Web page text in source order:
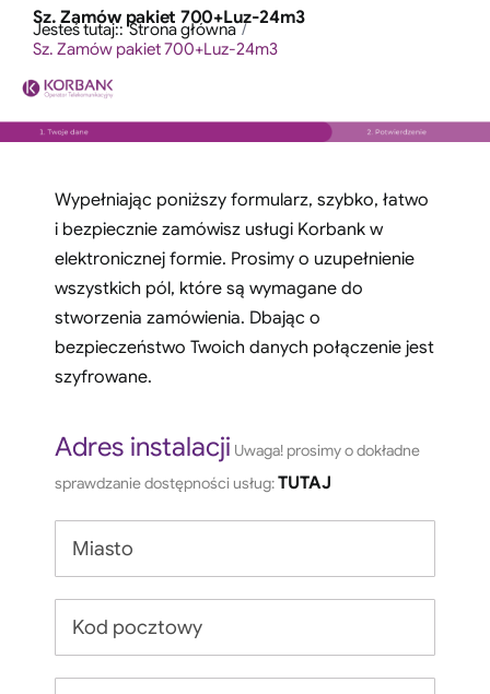
treści
PrzejdźSz. Zamów pakiet 700+Luz-24m3
Jesteś tutaj:: Strona główna
Sz. Zamów pakiet 700+Luz-24m3
Wypełniając poniższy formularz, szybko, łatwo
i bezpiecznie zamówisz usługi Korbank w
elektronicznej formie. Prosimy o uzupełnienie
wszystkich pól, które są wymagane do
stworzenia zamówienia. Dbając o
bezpieczeństwo Twoich danych połączenie jest
szyfrowane.
Adres instalacji Uwaga! prosimy o dokładne
sprawdzanie dostępności usług:TUTAJ